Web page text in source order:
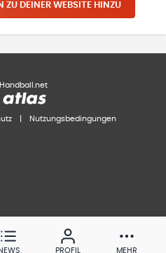
ZU DEINER WEBSITE HINZU
Handball.net
Nutzungsbedingungen
PROFIL MEHR